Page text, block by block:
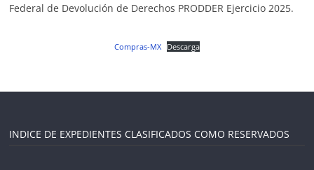
Federal de Devolución de Derechos PRODDER Ejercicio 2025.
Compras-MX Descarga
INDICE DE EXPEDIENTES CLASIFICADOS COMO RESERVADOS